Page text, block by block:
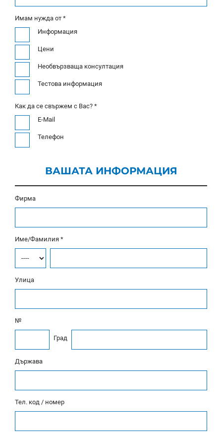
Имам нужда от *
Информация
Цени
Необвързваща консултация
Тестова информация
Как да се свържем с Вас? *
E-Mail
Телефон
ВАШАТА ИНФОРМАЦИЯ
Фирма
Име/Фамилия *
Улица
№
Град
Държава
Тел. код / номер